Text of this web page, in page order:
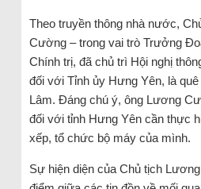
Theo truyền thông nhà nước,
Cường – trong vai trò Trưởng
Chính trị, đã chủ trì Hội nghị
đối với Tỉnh ủy Hưng Yên, là
Lâm. Đáng chú ý, ông Lương
đối với tỉnh Hưng Yên cần thực
xếp, tổ chức bộ máy của mình.
Sự hiện diện của Chủ tịch